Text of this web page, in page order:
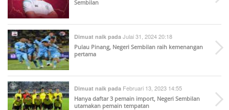
Sembilan
Dimuat naik pada Julai 31, 2024 20:18
Pulau Pinang, Negeri Sembilan raih kemenangan
pertama
Dimuat naik pada Februari 13, 2023 14:55
Hanya daftar 3 pemain import, Negeri Sembilan
utamakan pemain tempatan